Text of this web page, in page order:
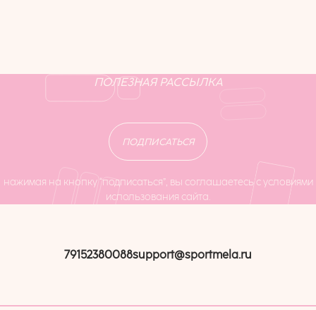
ПОЛЕЗНАЯ РАССЫЛКА
ПОДПИСАТЬСЯ
нажимая на кнопку “подписаться”, вы соглашаетесь с условиями
использования сайта.
79152380088support@sportmela.ru